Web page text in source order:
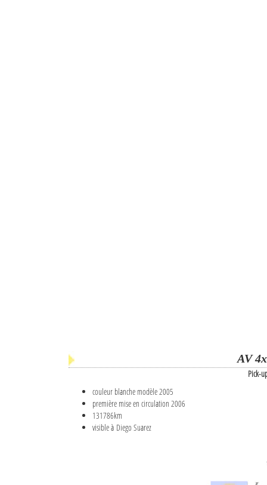
AV
Pick-
couleur blanche modèle 2005
première mise en circulation 2006
131786km
visible à Diego Suarez